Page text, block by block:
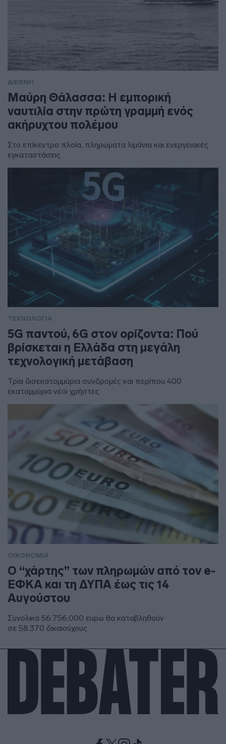
ΔΙΕΘΝΗ
Μαύρη Θάλασσα: Η εμπορική
ναυτιλία στην πρώτη γραμμή ενός
ακήρυχτου πολέμου
Στο επίκεντρο πλοία, πληρώματα λιμάνια και ενεργειακές
εγκαταστάσεις
ΤΕΧΝΟΛΟΓΙΑ
5G παντού, 6G στον ορίζοντα: Πού
βρίσκεται η Ελλάδα στη μεγάλη
τεχνολογική μετάβαση
Τρία δισεκατομμύρια συνδρομές και περίπου 400
εκατομμύρια νέοι χρήστες
ΟΙΚΟΝΟΜΙΑ
Ο “χάρτης” των πληρωμών από τον e-
ΕΦΚΑ και τη ΔΥΠΑ έως τις 14
Αυγούστου
Συνολικά 56.756.000 ευρώ θα καταβληθούν
σε 58.370 δικαιούχους